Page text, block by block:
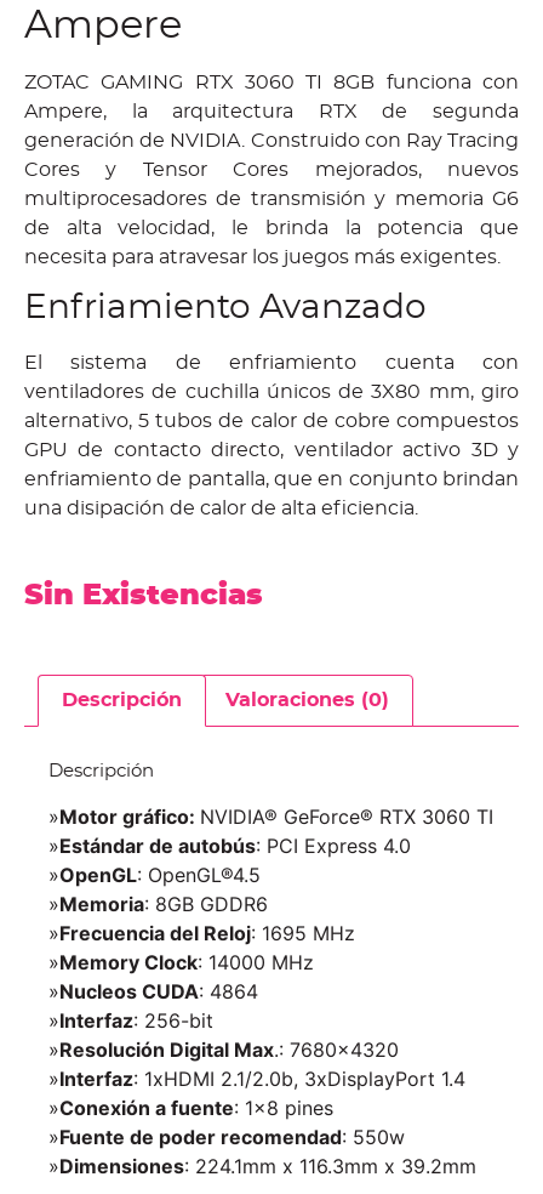
Ampere
ZOTAC GAMING RTX 3060 TI 8GB funciona con
Ampere, la arquitectura RTX de segunda
generación de NVIDIA. Construido con Ray Tracing
Cores y Tensor Cores mejorados, nuevos
multiprocesadores de transmisión y memoria G6
de alta velocidad, le brinda la potencia que
necesita para atravesar los juegos más exigentes.
Enfriamiento Avanzado
El sistema de enfriamiento cuenta con
ventiladores de cuchilla únicos de 3X80 mm, giro
alternativo, 5 tubos de calor de cobre compuestos
GPU de contacto directo, ventilador activo 3D y
enfriamiento de pantalla, que en conjunto brindan
una disipación de calor de alta eficiencia.
Sin Existencias
Descripción Valoraciones (0)
Descripción
»Motor gráfico: NVIDIA® GeForce® RTX 3060 TI
»Estándar de autobús: PCI Express 4.0
»OpenGL: OpenGL®4.5
»Memoria: 8GB GDDR6
»Frecuencia del Reloj: 1695 MHz
»Memory Clock: 14000 MHz
»Nucleos CUDA: 4864
»Interfaz: 256-bit
»Resolución Digital Max.: 7680×4320
»Interfaz: 1xHDMI 2.1/2.0b, 3xDisplayPort 1.4
»Conexión a fuente: 1×8 pines
»Fuente de poder recomendad: 550w
»Dimensiones: 224.1mm x 116.3mm x 39.2mm